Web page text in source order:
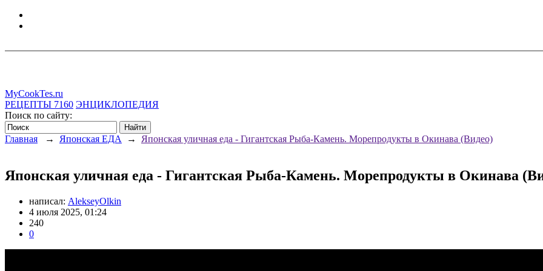
MyCookTes.ru
РЕЦЕПТЫ 7160 ЭНЦИКЛОПЕДИЯ
Поиск по сайту:
Главная → Японская ЕДА → Японская уличная еда - Гигантская Рыба-Камень. Морепродукты в Окинава (Видео)
Японская уличная еда - Гигантская Рыба-Камень. Морепродукты в Окинава
написал: AlekseyOlkin
4 июля 2025, 01:24
240
0